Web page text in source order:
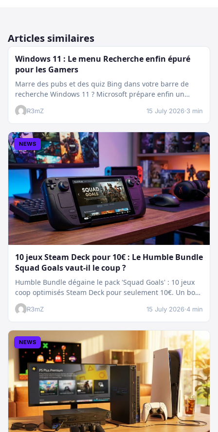
Articles similaires
Windows 11 : Le menu Recherche enfin épuré
pour les Gamers
Marre des pubs et des quiz Bing dans votre barre de
recherche Windows 11 ? Microsoft prépare enfin un
nettoyage…
R3mZ 15 July 2026·3 min
NEWS
10 jeux Steam Deck pour 10€ : Le Humble Bundle
Squad Goals vaut-il le coup ?
Humble Bundle dégaine le pack 'Squad Goals' : 10 jeux
coop optimisés Steam Deck pour seulement 10€. Un bon
plan…
R3mZ 15 July 2026·4 min
NEWS